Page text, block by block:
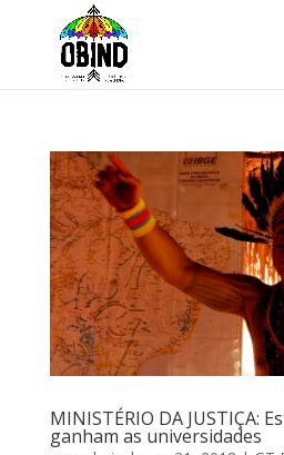
MINISTÉRIO DA JUSTIÇA:
ganham as universidades